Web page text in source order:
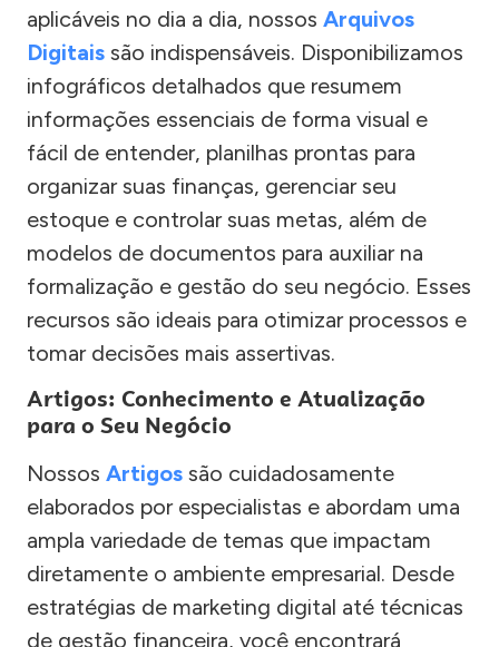
aplicáveis no dia a dia, nossos Arquivos
Digitais são indispensáveis. Disponibilizamos
infográficos detalhados que resumem
informações essenciais de forma visual e
fácil de entender, planilhas prontas para
organizar suas finanças, gerenciar seu
estoque e controlar suas metas, além de
modelos de documentos para auxiliar na
formalização e gestão do seu negócio. Esses
recursos são ideais para otimizar processos e
tomar decisões mais assertivas.
Artigos: Conhecimento e Atualização
para o Seu Negócio
Nossos Artigos são cuidadosamente
elaborados por especialistas e abordam uma
ampla variedade de temas que impactam
diretamente o ambiente empresarial. Desde
estratégias de marketing digital até técnicas
de gestão financeira, você encontrará